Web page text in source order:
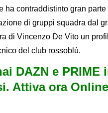
ha contraddistinto gran
di gruppi squadra dal
di Vincenzo De Vito un
del club rossoblù.
DAZN e PRIME
Attiva ora